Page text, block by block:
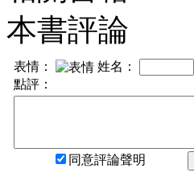
本書評論
表情： 姓名：
點評：
同意評論聲明